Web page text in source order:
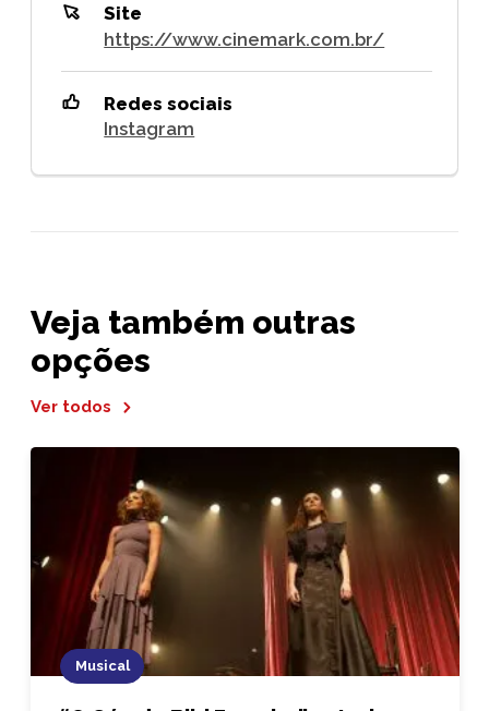
Site
https://www.cinemark.com.br/
Redes sociais
Instagram
Veja também outras
opções
Ver todos
Musical